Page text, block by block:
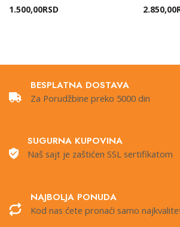
1.500,00RSD 2.850,00
BESPLATNA DOSTAVA
Za Porudžbine preko 5000 din
SUGURNA KUPOVINA
Naš sajt je zaštićen SSL sertifikatom
NAJBOLJA PONUDA
Kod nas ćete pronaći samo